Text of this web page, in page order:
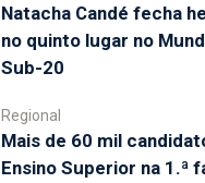
Natacha Candé fecha
no quinto lugar no
Sub-20
Regional
Mais de 60 mil
Ensino Superior na 1.ª